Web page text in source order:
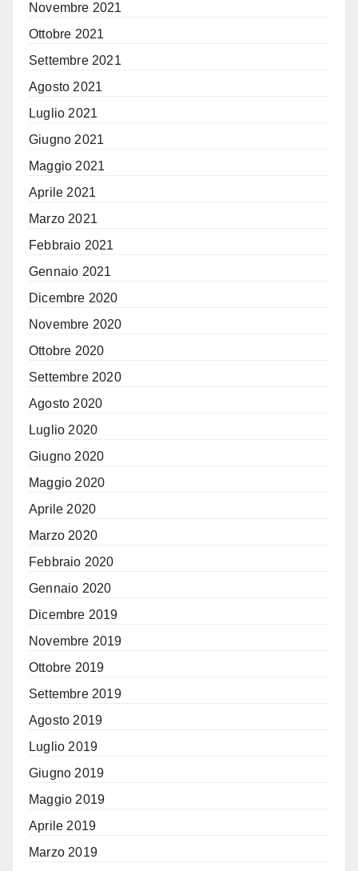
Novembre 2021
Ottobre 2021
Settembre 2021
Agosto 2021
Luglio 2021
Giugno 2021
Maggio 2021
Aprile 2021
Marzo 2021
Febbraio 2021
Gennaio 2021
Dicembre 2020
Novembre 2020
Ottobre 2020
Settembre 2020
Agosto 2020
Luglio 2020
Giugno 2020
Maggio 2020
Aprile 2020
Marzo 2020
Febbraio 2020
Gennaio 2020
Dicembre 2019
Novembre 2019
Ottobre 2019
Settembre 2019
Agosto 2019
Luglio 2019
Giugno 2019
Maggio 2019
Aprile 2019
Marzo 2019